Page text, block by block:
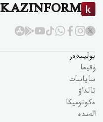
KAZINFORM
بوليمدەر
وقيعا
ساياسات
تالداۋ
ەكونوميكا
الەمدە